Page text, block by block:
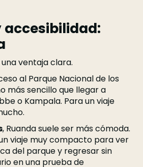
accesibilidad:
ventaja clara.
al Parque Nacional de los
más sencillo que llegar a
o Kampala. Para un viaje
, Ruanda suele ser más cómoda.
viaje muy compacto para ver
del parque y regresar sin
en una prueba de